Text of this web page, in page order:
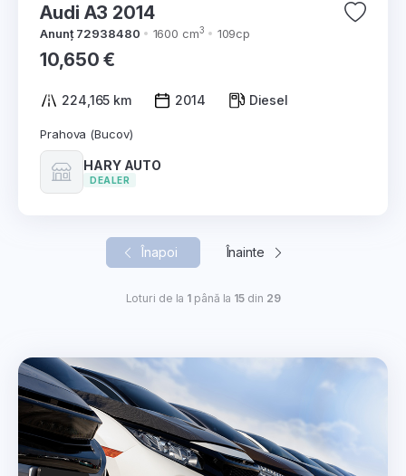
Audi A3 2014
Anunț 72938480 1600 cm3 109cp
10,650 €
224,165 km 2014 Diesel
Prahova (Bucov)
HARY AUTO
DEALER
Înapoi Înainte
Loturi de la 1 până la 15 din 29